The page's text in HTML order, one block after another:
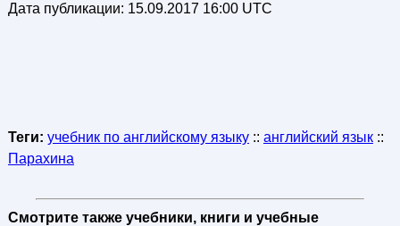
Дата публикации: 15.09.2017 16:00 UTC
Теги: учебник по английскому языку:: английский язык::
Парахина
Смотрите также учебники, книги и учебные